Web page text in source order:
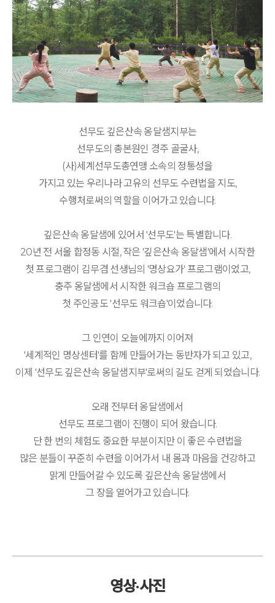
선무도 깊은산속 옹달샘지부는
선무도의 총본원인 경주 골굴사,
(사)세계선무도총연맹 소속의 정통성을
가지고 있는 우리나라 고유의 선무도 수련법을 지도,
수행처로써의 역할을 이어가고 있습니다.
깊은산속 옹달샘에 있어서 '선무도'는 특별합니다.
20년 전 서울 합정동 시절, 작은 '깊은산속 옹달샘'에서 시작한
첫 프로그램이 김무겸 선생님의 '명상요가' 프로그램이었고,
충주 옹달샘에서 시작한 워크숍 프로그램의
첫 주인공도 '선무도 워크숍'이었습니다.
그 인연이 오늘에까지 이어져
'세계적인 명상센터'를 함께 만들어가는 동반자가 되고 있고,
이제 '선무도 깊은산속 옹달샘지부'로써의 길도 걷게 되었습니다.
오래 전부터 옹달샘에서
선무도 프로그램이 진행이 되어 왔습니다.
단 한 번의 체험도 중요한 부분이지만 이 좋은 수련법을
많은 분들이 꾸준히 수련을 이어가서 내 몸과 마음을 건강하고
맑게 만들어갈 수 있도록 깊은산속 옹달샘에서
그 장을 열어가고 있습니다.
영상·사진